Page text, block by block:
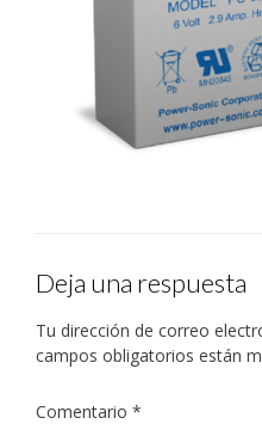
Deja una respuesta
Tu dirección de correo
campos obligatorios están
Comentario *